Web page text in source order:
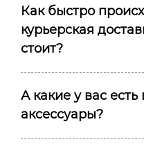
Как быстро
курьерская
стоит?
А какие у вас
аксессуары?